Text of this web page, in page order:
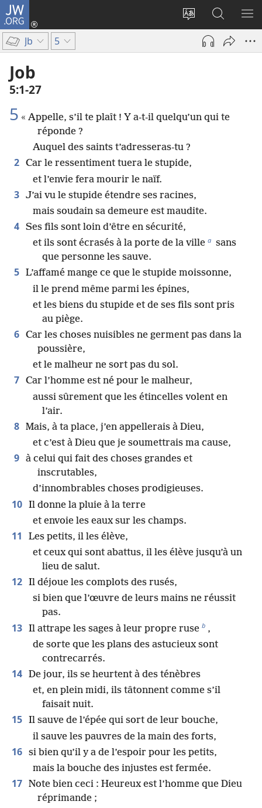
JW.ORG
Changer
langue
Se
connecter
sur
JW.ORG
Jb 5
Job
5​:​1-27
5 « Appelle, s’il te plaît ! Y a-t-il quelqu’un qui te
réponde ?
Auquel des saints t’adresseras-tu ?
2 Car le ressentiment tuera le stupide,
et l’envie fera mourir le naïf.
3 J’ai vu le stupide étendre ses racines,
mais soudain sa demeure est maudite.
4 Ses fils sont loin d’être en sécurité,
et ils sont écrasés à la porte de la ville a sans
que personne les sauve.
5 L’affamé mange ce que le stupide moissonne,
il le prend même parmi les épines,
et les biens du stupide et de ses fils sont pris
au piège.
6 Car les choses nuisibles ne germent pas dans la
poussière,
et le malheur ne sort pas du sol.
7 Car l’homme est né pour le malheur,
aussi sûrement que les étincelles volent en
l’air.
8 Mais, à ta place, j’en appellerais à Dieu,
et c’est à Dieu que je soumettrais ma cause,
9 à celui qui fait des choses grandes et
inscrutables,
d’innombrables choses prodigieuses.
10 Il donne la pluie à la terre
et envoie les eaux sur les champs.
11
Les petits, il les élève,
et ceux qui sont abattus, il les élève jusqu’à un
lieu de salut.
12 Il déjoue les complots des rusés,
si bien que l’œuvre de leurs mains ne réussit
pas.
13 Il attrape les sages à leur propre ruse b ,
de sorte que les plans des astucieux sont
contrecarrés.
14 De jour, ils se heurtent à des ténèbres
et, en plein midi, ils tâtonnent comme s’il
faisait nuit.
15 Il sauve de l’épée qui sort de leur bouche,
il sauve les pauvres de la main des forts,
16 si bien qu’il y a de l’espoir pour les petits,
mais la bouche des injustes est fermée.
17 Note bien ceci : Heureux est l’homme que Dieu
réprimande ;